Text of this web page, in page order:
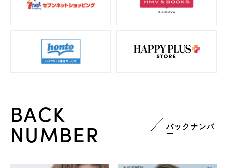
BACK
NUMBER バックナンバ
ー